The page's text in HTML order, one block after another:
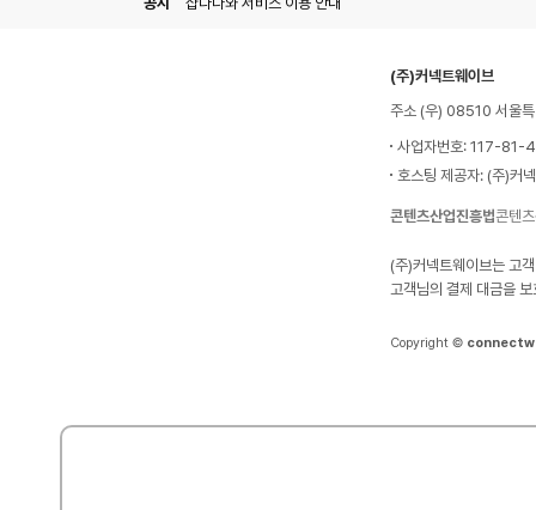
(주)커넥트웨이브
주소 (우) 08510 서울
사업자번호: 117-81-
호스팅 제공자: (주)커
콘텐츠산업진흥법콘텐
(주)커넥트웨이브는 고
고객님의 결제 대금을
Copyright ©